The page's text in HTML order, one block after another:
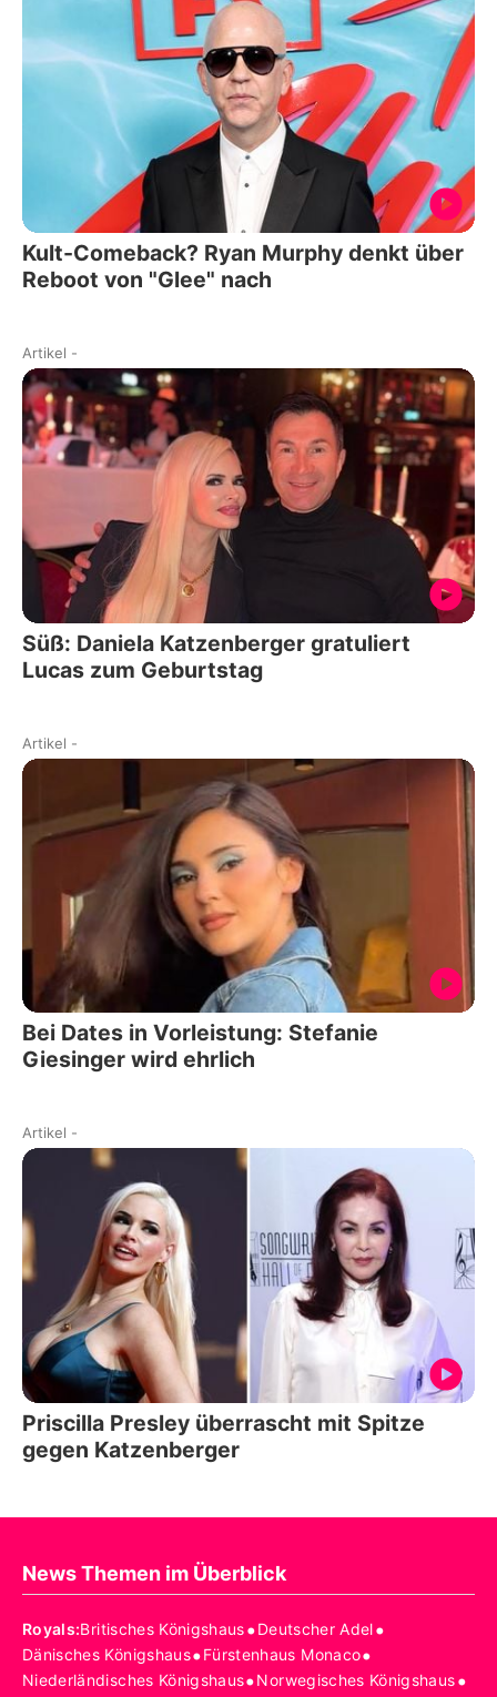
Kult-Comeback? Ryan Murphy denkt über
Reboot von "Glee" nach
Artikel -
Süß: Daniela Katzenberger gratuliert
Lucas zum Geburtstag
Artikel -
Bei Dates in Vorleistung: Stefanie
Giesinger wird ehrlich
Artikel -
Priscilla Presley überrascht mit Spitze
gegen Katzenberger
News Themen im Überblick
Royals:Britisches Königshaus•Deutscher Adel•
Dänisches Königshaus•Fürstenhaus Monaco•
Niederländisches Königshaus•Norwegisches Königshaus•